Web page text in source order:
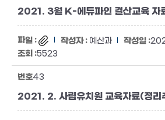
2021. 3월 K-에듀파인 결산교육 자
예산과
5523
43
2021. 2. 사립유치원 교육자료(정리